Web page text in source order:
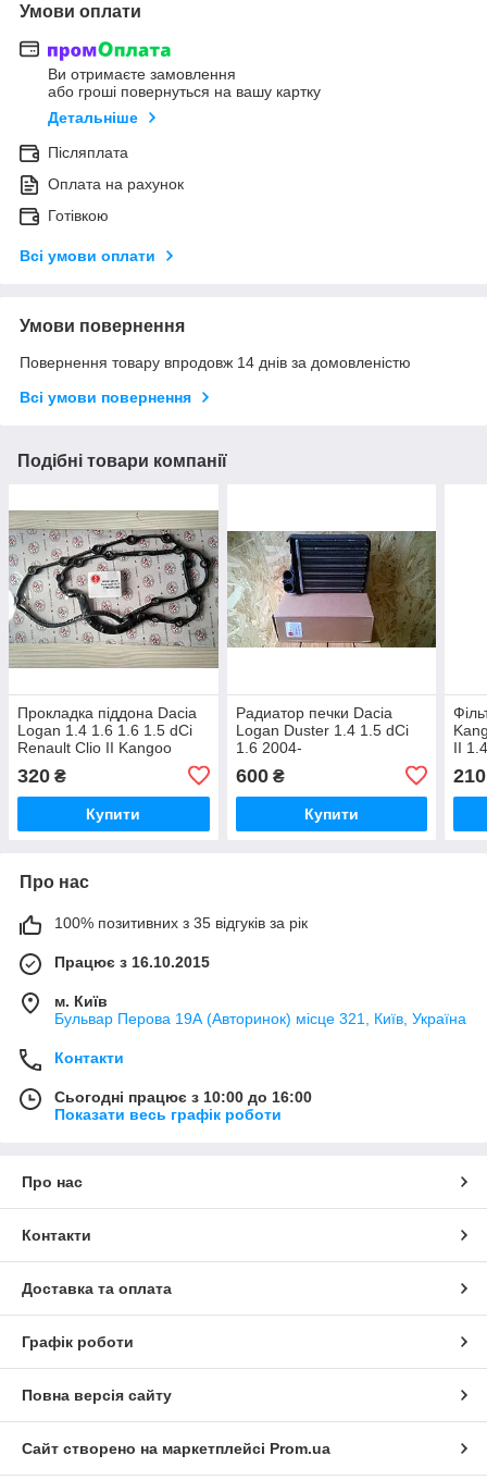
Умови оплати
Ви отримаєте замовлення
або гроші повернуться на вашу картку
Детальніше
Післяплата
Оплата на рахунок
Готівкою
Всі умови оплати
Умови повернення
Повернення товару впродовж 14 днів за домовленістю
Всі умови повернення
Подібні товари компанії
Прокладка піддона Dacia
Logan 1.4 1.6 1.6 1.5 dCi
Renault Clio II Kangoo
320 ₴
Купити
Радиатор печки Dacia
Logan Duster 1.4 1.5 dCi
1.6 2004-
600₴
Купити
II
210
Про нас
100% позитивних з 35 відгуків за рік
Працює з 16.10.2015
м. Київ
Бульвар Перова 19А (Авторинок) місце 321, Київ, Україна
Контакти
Сьогодні працює з 10:00 до 16:00
Показати весь графік роботи
Про нас
Контакти
Доставка та оплата
Графік роботи
Повна версія сайту
Сайт створено на маркетплейсі Prom.ua